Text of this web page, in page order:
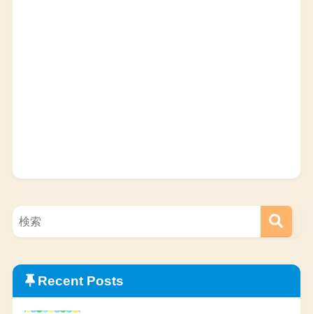
Recent Posts